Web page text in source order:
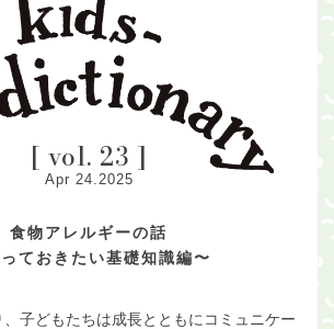
[ vol. 23 ]
Apr 24.2025
食物アレルギーの話
ておきたい基礎知識編〜
子どもたちは成長とともにコミュニケー